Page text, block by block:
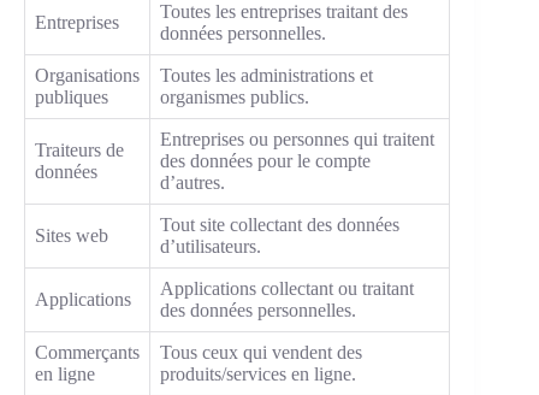
Entreprises
Toutes les entreprises traitant des
données personnelles.
Organisations
publiques
Toutes les administrations et
organismes publics.
Traiteurs de
données
Entreprises ou personnes qui traitent
des données pour le compte
d’autres.
Sites web
Tout site collectant des données
d’utilisateurs.
Applications
Applications collectant ou traitant
des données personnelles.
Commerçants
en ligne
Tous ceux qui vendent des
produits/services en ligne.